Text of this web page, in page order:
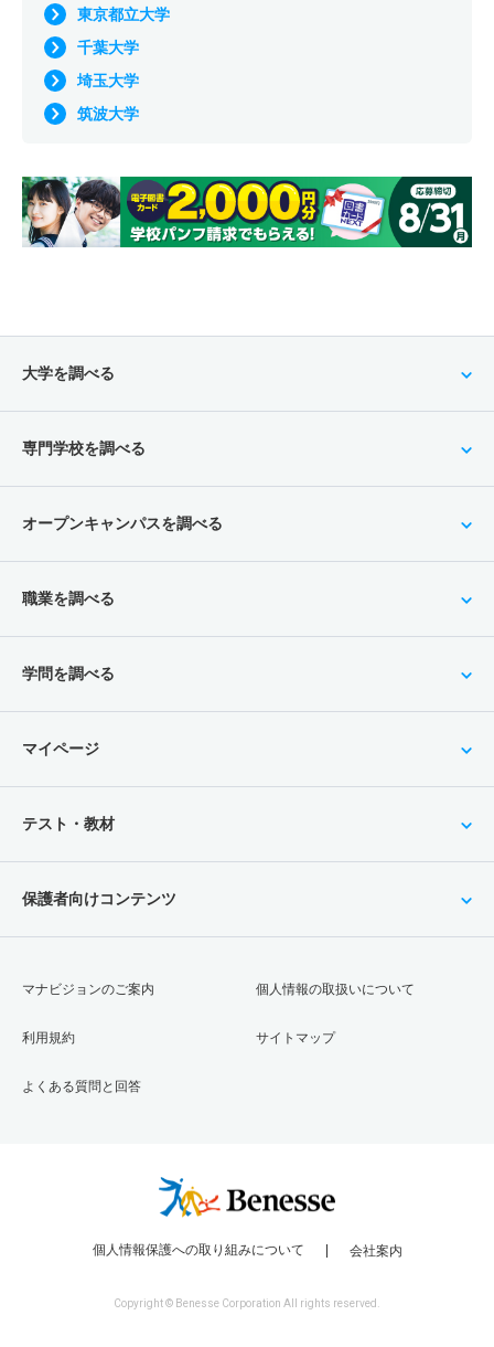
東京都立大学
千葉大学
埼玉大学
筑波大学
大学を調べる
専門学校を調べる
オープンキャンパスを調べる
職業を調べる
学問を調べる
マイページ
テスト・教材
保護者向けコンテンツ
マナビジョンのご案内
利用規約
よくある質問と回答
個人情報の取扱いについて
サイトマップ
個人情報保護への取り組みについて 会社案内
Copyright © Benesse Corporation All rights reserved.